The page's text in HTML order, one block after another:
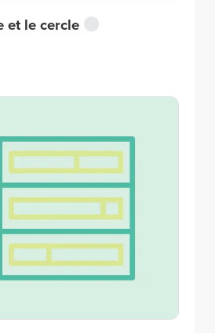
et le cercle